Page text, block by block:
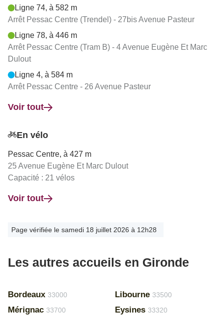
Ligne 74, à 582 m
Arrêt Pessac Centre (Trendel) - 27bis Avenue Pasteur
Ligne 78, à 446 m
Arrêt Pessac Centre (Tram B) - 4 Avenue Eugène Et Marc
Dulout
Ligne 4, à 584 m
Arrêt Pessac Centre - 26 Avenue Pasteur
Voir tout
En vélo
Pessac Centre, à 427 m
25 Avenue Eugène Et Marc Dulout
Capacité : 21 vélos
Voir tout
Page vérifiée le samedi 18 juillet 2026 à 12h28
Les autres accueils en Gironde
Bordeaux 33000
Mérignac 33700
Libourne 33500
Eysines 33320